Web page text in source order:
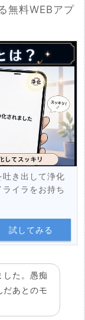
無料WEBアプ
き出して浄化
イラをお持ち
試してみる
した。愚痴
だあとのモ